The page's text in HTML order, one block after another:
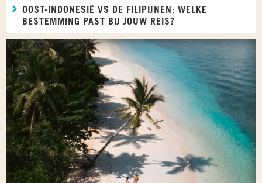
OOST-INDONESIË VS DE FILIPIJNEN: WELKE
BESTEMMING PAST BIJ JOUW REIS?